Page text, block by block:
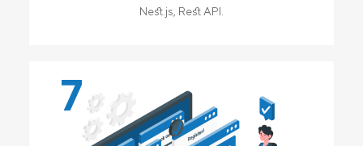
Nest.js, Rest API.
7